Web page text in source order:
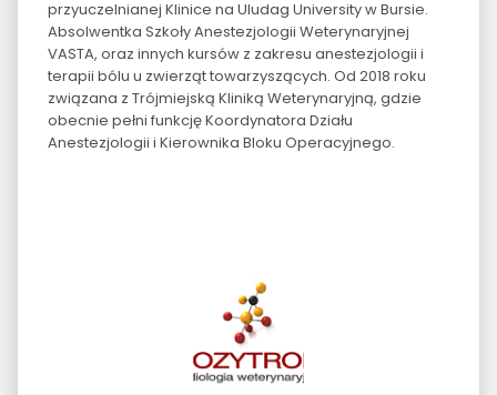
przyuczelnianej Klinice na Uludag University w Bursie.
Absolwentka Szkoły Anestezjologii Weterynaryjnej
VASTA, oraz innych kursów z zakresu anestezjologii i
terapii bólu u zwierząt towarzyszących. Od 2018 roku
związana z Trójmiejską Kliniką Weterynaryjną, gdzie
obecnie pełni funkcję Koordynatora Działu
Anestezjologii i Kierownika Bloku Operacyjnego.